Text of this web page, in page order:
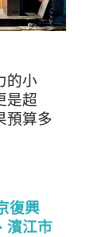
的小
是超
預算多
復興
濱江市